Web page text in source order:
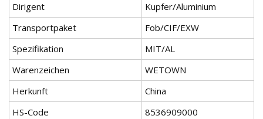
Dirigent
Kupfer/Aluminium
Transportpaket
Fob/CIF/EXW
Spezifikation
MIT/AL
Warenzeichen
WETOWN
Herkunft
China
HS-Code
8536909000